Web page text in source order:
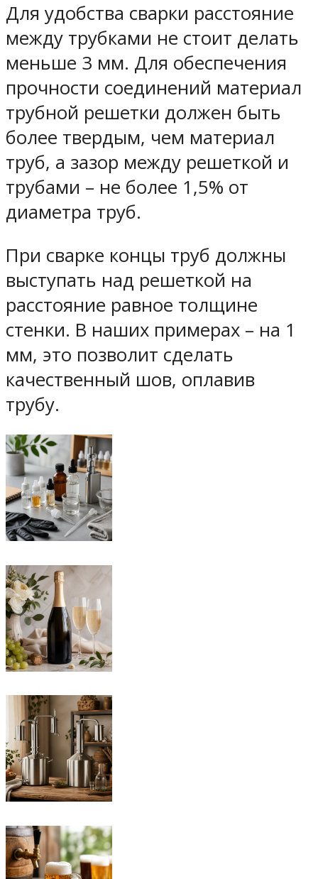
Для удобства сварки расстояние
между трубками не стоит делать
меньше 3 мм. Для обеспечения
прочности соединений материал
трубной решетки должен быть
более твердым, чем материал
труб, а зазор между решеткой и
трубами – не более 1,5% от
диаметра труб.
При сварке концы труб должны
выступать над решеткой на
расстояние равное толщине
стенки. В наших примерах – на 1
мм, это позволит сделать
качественный шов, оплавив
трубу.